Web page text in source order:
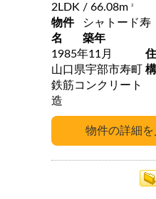
2LDK / 66.08m 2
物件
名
シャトード寿
築年
1985年11月
山口県宇部市寿町
鉄筋コンクリート
造